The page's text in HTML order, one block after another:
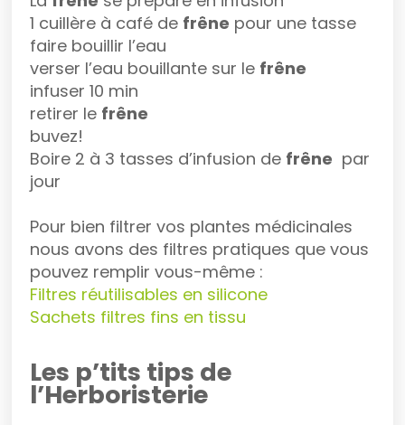
1 cuillère à café de frêne pour une tasse
faire bouillir l’eau
verser l’eau bouillante sur le frêne
infuser 10 min
retirer le frêne
buvez!
Boire 2 à 3 tasses d’infusion de frêne par
jour
Pour bien filtrer vos plantes médicinales
nous avons des filtres pratiques que vous
pouvez remplir vous-même :
Filtres réutilisables en silicone
Sachets filtres fins en tissu
Les p’tits tips de
l’Herboristerie